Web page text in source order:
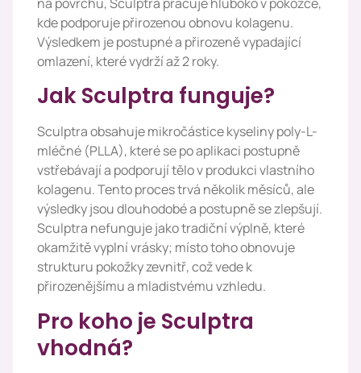
kde podporuje přirozenou obnovu kolagenu.
Výsledkem je postupné a přirozeně vypadající
omlazení, které vydrží až 2 roky.
Jak Sculptra funguje?
Sculptra obsahuje mikročástice kyseliny poly-L-
mléčné (PLLA), které se po aplikaci postupně
vstřebávají a podporují tělo v produkci vlastního
kolagenu. Tento proces trvá několik měsíců, ale
výsledky jsou dlouhodobé a postupně se zlepšují.
Sculptra nefunguje jako tradiční výplně, které
okamžitě vyplní vrásky; místo toho obnovuje
strukturu pokožky zevnitř, což vede k
přirozenějšímu a mladistvému vzhledu.
Pro koho je Sculptra
vhodná?